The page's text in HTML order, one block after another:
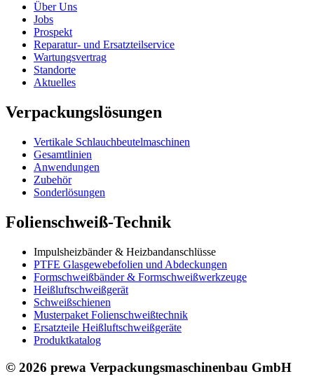
Über Uns
Jobs
Prospekt
Reparatur- und Ersatzteil­service
Wartungsvertrag
Standorte
Aktuelles
Verpackungslösungen
Vertikale Schlauch­beutelmaschinen
Gesamtlinien
Anwendungen
Zubehör
Sonderlösungen
Folienschweiß-Technik
Impuls­heizbänder & Heizband­anschlüsse
PTFE Glas­gewebefolien und Abdeckungen
Formschweiß­bänder & Formschweiß­werkzeuge
Heißluftschweißgerät
Schweiß­schienen
Musterpaket Folienschweißtechnik
Ersatzteile Heißluftschweißgeräte
Produktkatalog
© 2026 prewa Verpackungsmaschinenbau GmbH